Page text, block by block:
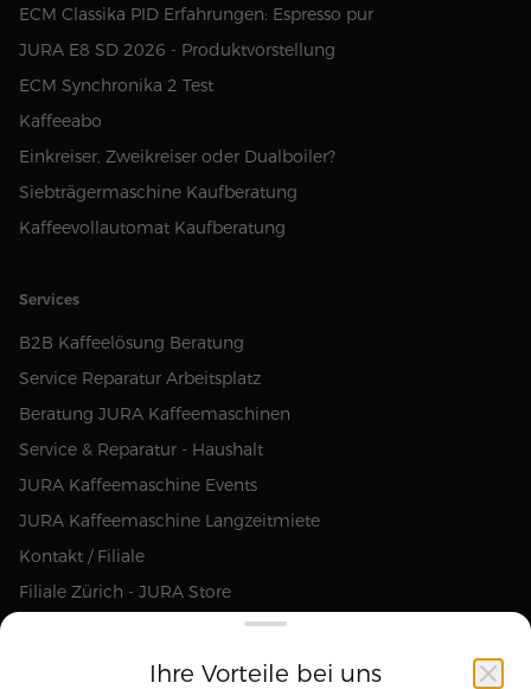
ECM Classika PID Erfahrungen: Espresso pur
JURA E8 SD 2026 - Produktvorstellung
ECM Synchronika 2 Test
Kaffeeabo
Einkreiser, Zweikreiser oder Dualboiler?
Siebträgermaschine Kaufberatung
Kaffeevollautomat Kaufberatung
Services
B2B Kaffeelösung Beratung
Service Reparatur Arbeitsplatz
Beratung JURA Kaffeemaschinen
Service & Reparatur - Haushalt
JURA Kaffeemaschine Events
JURA Kaffeemaschine Langzeitmiete
Kontakt / Filiale
Filiale Zürich - JURA Store
Ihre Vorteile bei uns